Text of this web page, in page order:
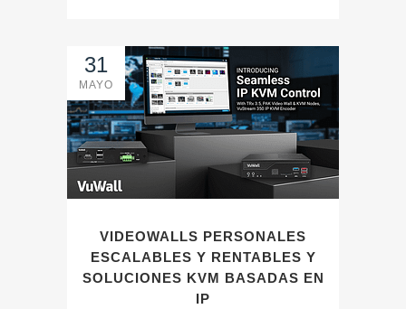
31
MAYO
VIDEOWALLS PERSONALES
ESCALABLES Y RENTABLES Y
SOLUCIONES KVM BASADAS EN
IP